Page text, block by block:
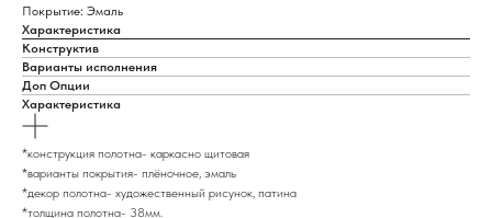
Покрытие: Эмаль
Характеристика
Конструктив
Варианты исполнения
Доп Опции
Характеристика
*конструкция полотна- каркасно щитовая
*варианты покрытия- плёночное, эмаль
*декор полотна- художественный рисунок, патина
*толщина полотна- 38мм.